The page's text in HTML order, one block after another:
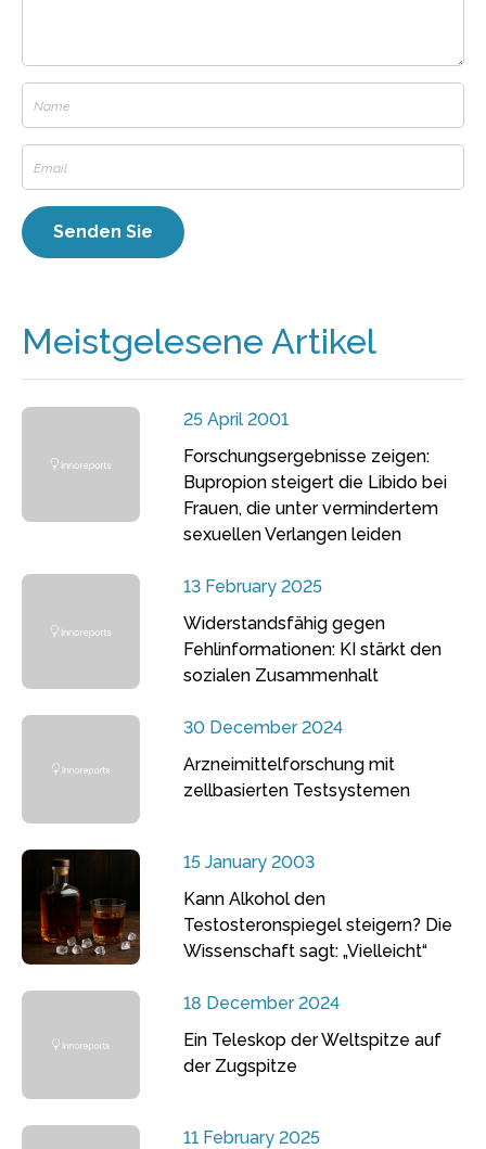
Meistgelesene Artikel
25 April 2001
Forschungsergebnisse zeigen:
Bupropion steigert die Libido bei
Frauen, die unter vermindertem
sexuellen Verlangen leiden
13 February 2025
Widerstandsfähig gegen
Fehlinformationen: KI stärkt den
sozialen Zusammenhalt
30 December 2024
Arzneimittelforschung mit
zellbasierten Testsystemen
15 January 2003
Kann Alkohol den
Testosteronspiegel steigern? Die
Wissenschaft sagt: „Vielleicht“
18 December 2024
Ein Teleskop der Weltspitze auf
der Zugspitze
11 February 2025